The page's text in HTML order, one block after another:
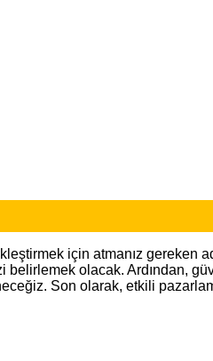
için atmanız gereken
belirlemek olacak. Ardından,
Son olarak, etkili